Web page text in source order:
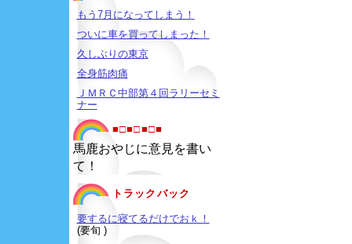
もう7月になってしまう！
ついに車を買ってしまった！
久しぶりの東京
全身筋肉痛
ＪＭＲＣ中部第４回ラリーセミ
ナー
■□■□■□■
馬鹿おやじに意見を書い
て！
トラックバック
要するに寝てるだけでおｋ！
(要旬 )